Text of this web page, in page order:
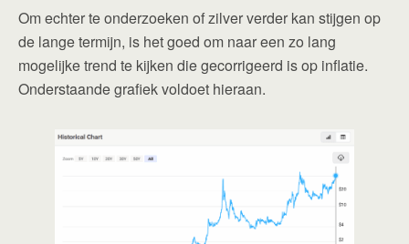
Om echter te onderzoeken of zilver verder kan stijgen op
de lange termijn, is het goed om naar een zo lang
mogelijke trend te kijken die gecorrigeerd is op inflatie.
Onderstaande grafiek voldoet hieraan.